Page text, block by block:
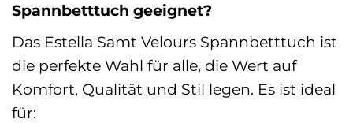
Spannbetttuch geeignet?
Das Estella Samt Velours Spannbetttuch ist
die perfekte Wahl für alle, die Wert auf
Komfort, Qualität und Stil legen. Es ist ideal
für: